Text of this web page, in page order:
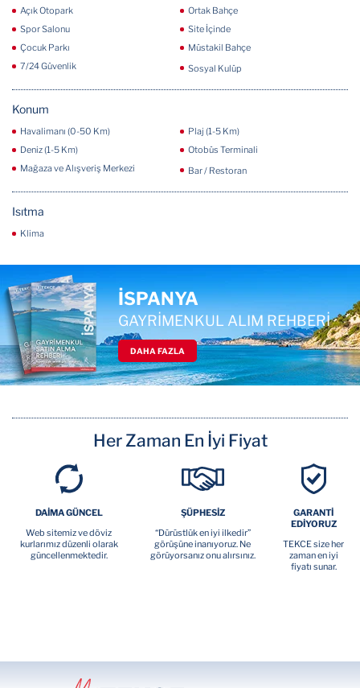
Açık Otopark
Ortak Bahçe
Spor Salonu
Site İçinde
Çocuk Parkı
Müstakil Bahçe
7/24 Güvenlik
Sosyal Kulüp
Konum
Havalimanı (0-50 Km)
Plaj (1-5 Km)
Deniz (1-5 Km)
Otobüs Terminali
Mağaza ve Alışveriş Merkezi
Bar / Restoran
Isıtma
Klima
İSPANYA
GAYRİMENKUL ALIM REHBERİ
DAHA FAZLA
Her Zaman En İyi Fiyat
DAİMA GÜNCEL
Web sitemiz ve döviz
kurlarımız düzenli olarak
güncellenmektedir.
ŞÜPHESİZ
“Dürüstlük en iyi ilkedir”
görüşüne inanıyoruz. Ne
görüyorsanız onu alırsınız.
GARANTİ
EDİYORUZ
TEKCE size her
zaman en iyi
fiyatı sunar.